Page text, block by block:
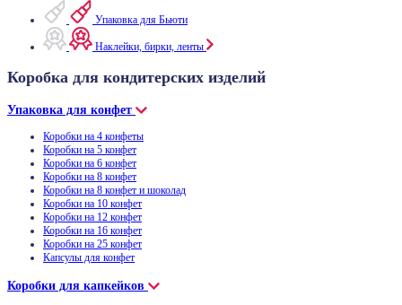
Упаковка для Бьюти
Наклейки, бирки, ленты
Коробка для кондитерских изделий
Упаковка для конфет
Коробки на 4 конфеты
Коробки на 5 конфет
Коробки на 6 конфет
Коробки на 8 конфет
Коробки на 8 конфет и шоколад
Коробки на 10 конфет
Коробки на 12 конфет
Коробки на 16 конфет
Коробки на 25 конфет
Капсулы для конфет
Коробки для капкейков